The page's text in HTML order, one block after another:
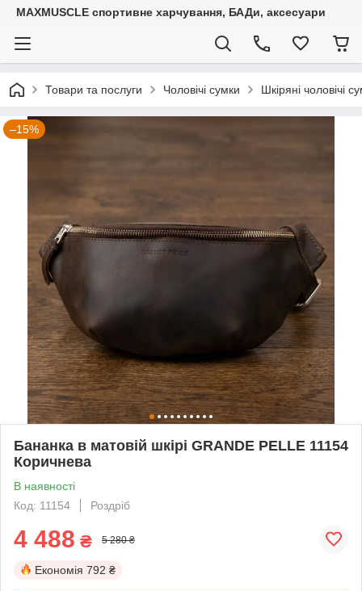
MAXMUSCLE спортивне харчування, БАДи, аксесуари
Товари та послуги Чоловічі сумки Шкіряні чоловічі
–15%
Бананка в матовій шкірі GRANDE PELLE 11154
Коричнева
В наявності
Код: 11154
Роздріб
4 488 ₴ 5 280 ₴
Економія 792 ₴